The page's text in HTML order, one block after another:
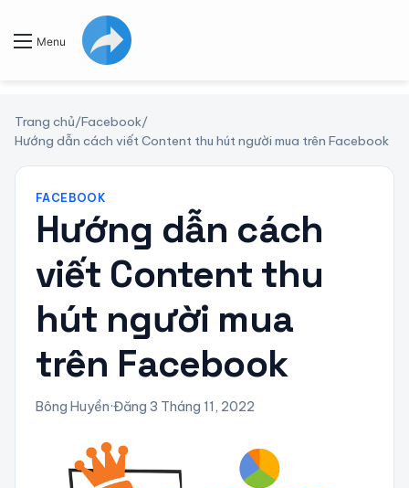
Menu
Trang chủ/Facebook/
Hướng dẫn cách viết Content thu hút người mua trên Facebook
FACEBOOK
Hướng dẫn cách
viết Content thu
hút người mua
trên Facebook
Bông Huyền·Đăng 3 Tháng 11, 2022